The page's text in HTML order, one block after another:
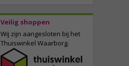
Veilig shoppen
Wij zijn aangesloten bij het
Thuiswinkel Waarborg.